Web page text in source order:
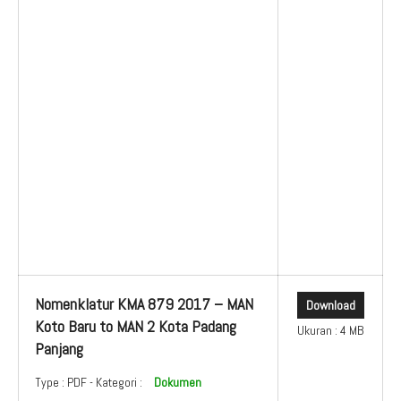
Nomenklatur KMA 879 2017 – MAN
Koto Baru to MAN 2 Kota Padang
Panjang
Type : PDF- Kategori : Dokumen
Download
Ukuran : 4 MB